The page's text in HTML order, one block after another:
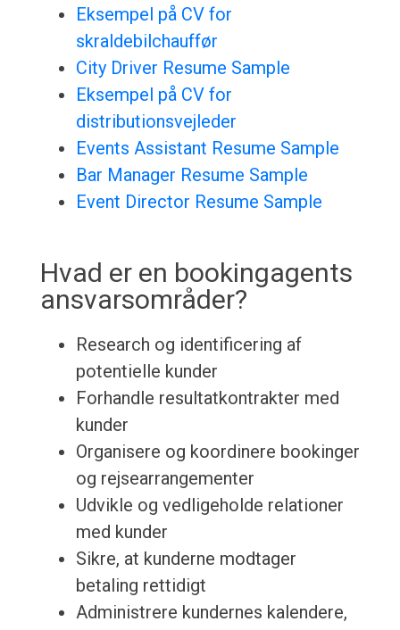
Eksempel på CV for
skraldebilchauffør
City Driver Resume Sample
Eksempel på CV for
distributionsvejleder
Events Assistant Resume Sample
Bar Manager Resume Sample
Event Director Resume Sample
Hvad er en bookingagents
ansvarsområder?
Research og identificering af
potentielle kunder
Forhandle resultatkontrakter med
kunder
Organisere og koordinere bookinger
og rejsearrangementer
Udvikle og vedligeholde relationer
med kunder
Sikre, at kunderne modtager
betaling rettidigt
Administrere kundernes kalendere,